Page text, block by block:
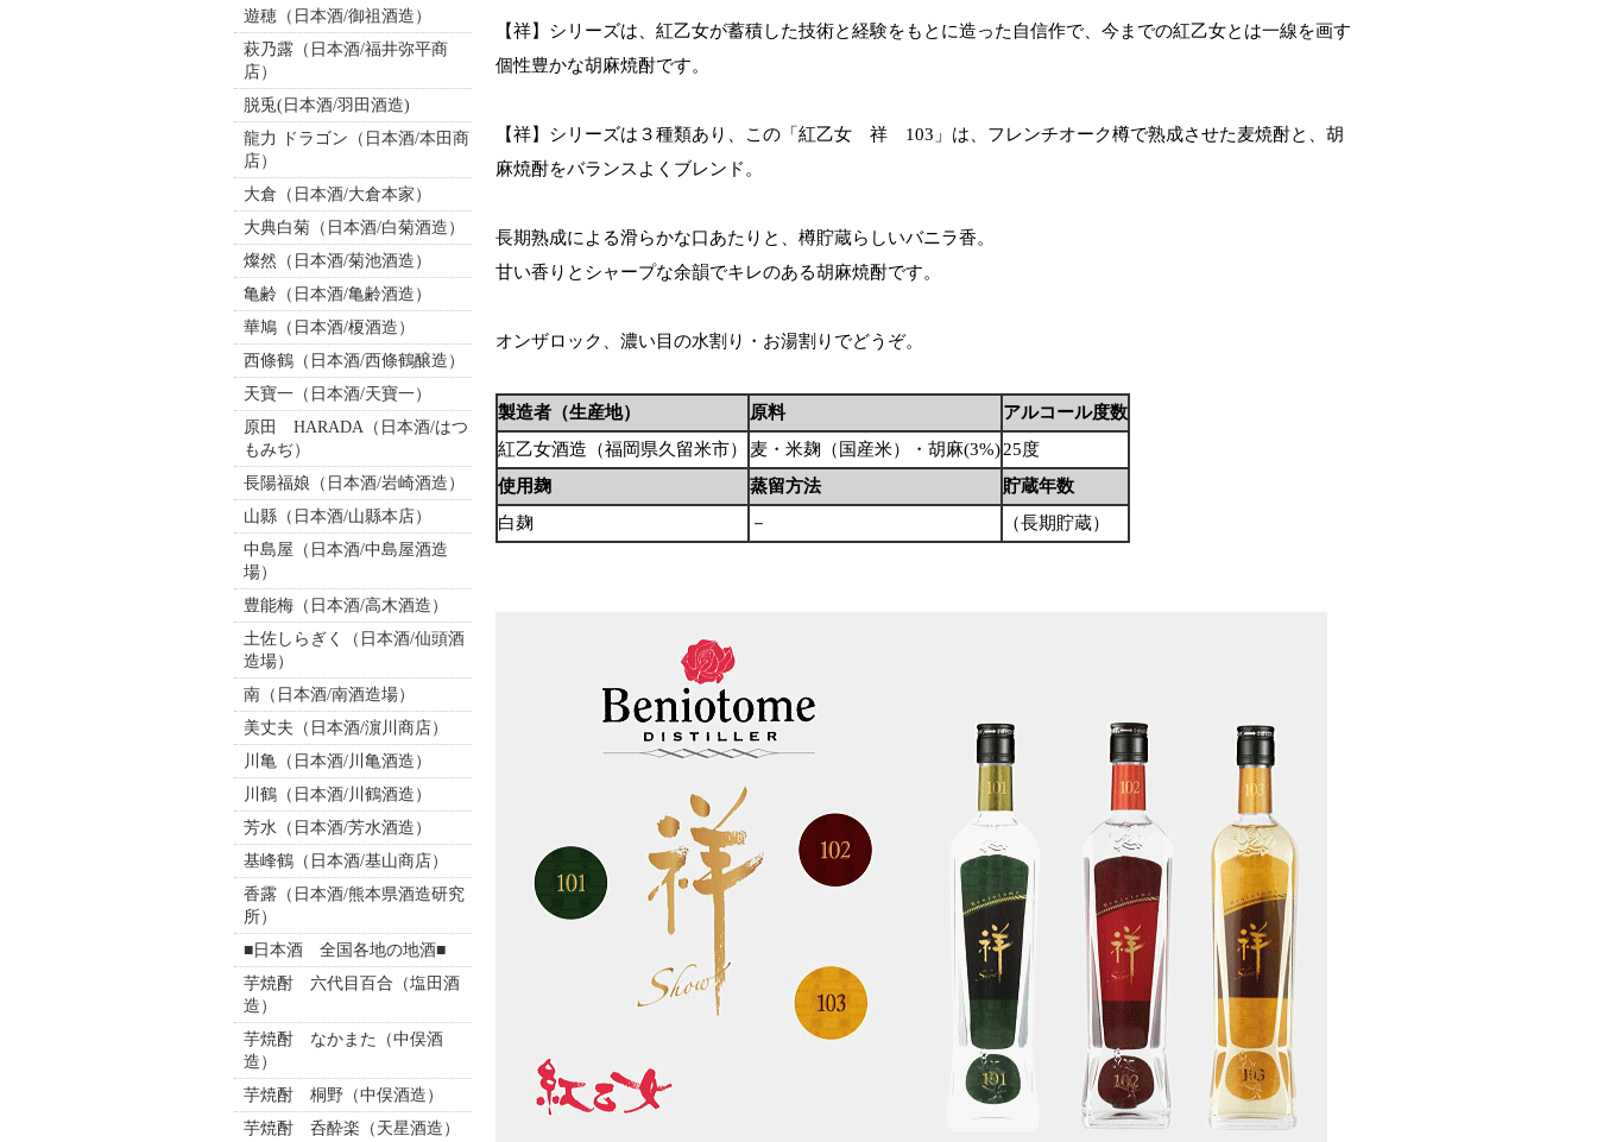
遊穂（日本酒/御祖酒造）
萩乃露（日本酒/福井弥平商
店）
脱兎(日本酒/羽田酒造)
龍力 ドラゴン（日本酒/本田商
店）
大倉（日本酒/大倉本家）
大典白菊（日本酒/白菊酒造）
燦然（日本酒/菊池酒造）
亀齢（日本酒/亀齢酒造）
華鳩（日本酒/榎酒造）
西條鶴（日本酒/西條鶴醸造）
天寶一（日本酒/天寶一）
原田 HARADA（日本酒/はつ
もみぢ）
長陽福娘（日本酒/岩崎酒造）
山縣（日本酒/山縣本店）
中島屋（日本酒/中島屋酒造
場）
豊能梅（日本酒/高木酒造）
土佐しらぎく（日本酒/仙頭酒
造場）
南（日本酒/南酒造場）
美丈夫（日本酒/濵川商店）
川亀（日本酒/川亀酒造）
川鶴（日本酒/川鶴酒造）
芳水（日本酒/芳水酒造）
基峰鶴（日本酒/基山商店）
香露（日本酒/熊本県酒造研究
所）
■日本酒 全国各地の地酒■
芋焼酎 六代目百合（塩田酒
造）
芋焼酎 なかまた（中俣酒
造）
芋焼酎 桐野（中俣酒造）
芋焼酎 呑酔楽（天星酒造）
【祥】シリーズは、紅乙女が蓄積した技術と経験をもとに造った自信作で、今までの紅乙女とは一線を画す
個性豊かな胡麻焼酎です。
【祥】シリーズは３種類あり、この「紅乙女 祥 103」は、フレンチオーク樽で熟成させた麦焼酎と、胡
麻焼酎をバランスよくブレンド。
長期熟成による滑らかな口あたりと、樽貯蔵らしいバニラ香。
甘い香りとシャープな余韻でキレのある胡麻焼酎です。
オンザロック、濃い目の水割り・お湯割りでどうぞ。
製造者（生産地） 原料
アルコール度数
紅乙女酒造（福岡県久留米市）
麦・米麹（国産米）・胡麻(3%)25度
使用麹
蒸留方法
貯蔵年数
白麹
－ （長期貯蔵）